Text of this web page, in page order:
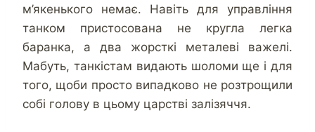
м’якенького немає. Навіть для управління
танком пристосована не кругла легка
баранка, а два жорсткі металеві важелі.
Мабуть, танкістам видають шоломи ще і для
того, щоби просто випадково не розтрощили
собі голову в цьому царстві залізяччя.